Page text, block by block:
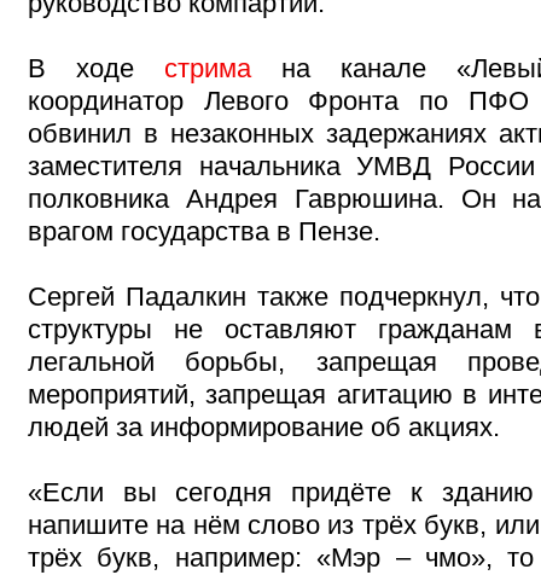
В ходе стримана канале
координатор Левого Фронта по ПФО
обвинил в незаконных задержаниях
заместителя начальника УМВД
полковника Андрея Гаврюшина. Он
врагом государства в Пензе.
Сергей Падалкин также подчеркнул,
структуры не оставляют гражданам
легальной борьбы, запрещая
мероприятий, запрещая агитацию в
людей за информирование об акциях.
«Если вы сегодня придёте к
напишите на нём слово из трёх букв,
трёх букв, например: «Мэр – чмо»,